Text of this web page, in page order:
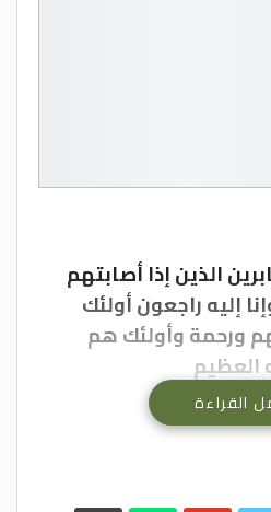
الذين إذا أصابتهم
إليه راجعون أولئك
ورحمة وأولئك هم
العظيم
إلى رحمة الله تعالى
( ابو ماهر )
القراءة